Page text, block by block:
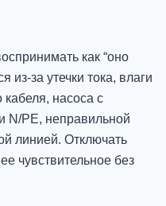
как “оно
из-за утечки тока, влаги
насоса с
N/PE, неправильной
линией. Отключать
чувствительное без